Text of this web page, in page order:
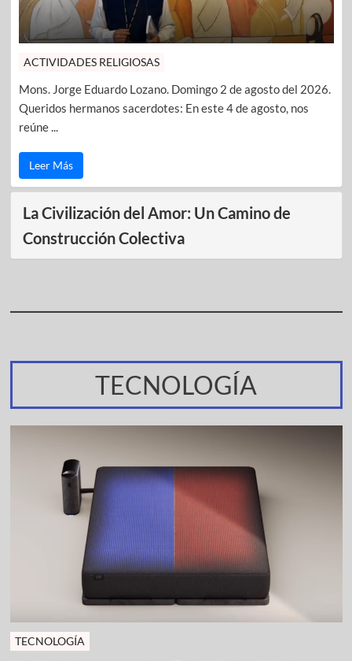
ACTIVIDADES RELIGIOSAS
Mons. Jorge Eduardo Lozano. Domingo 2 de agosto del 2026.
Queridos hermanos sacerdotes: En este 4 de agosto, nos
reúne ...
Leer Más
La Civilización del Amor: Un Camino de
Construcción Colectiva
TECNOLOGÍA
TECNOLOGÍA